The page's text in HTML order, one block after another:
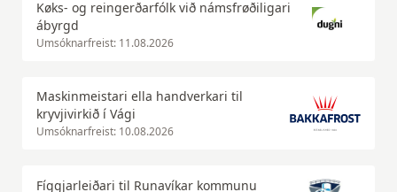
Køks- og reingerðarfólk við námsfrøðiligari
ábyrgd
Umsóknarfreist: 11.08.2026
Maskinmeistari ella handverkari til
kryvjivirkið í Vági
Umsóknarfreist: 10.08.2026
Fíggjarleiðari til Runavíkar kommunu